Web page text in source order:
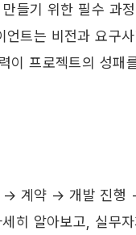
들기 위한 필수 과
트는 비전과 요구사
프로젝트의 성패
→ 계약 → 개발 진행
히 알아보고, 실무